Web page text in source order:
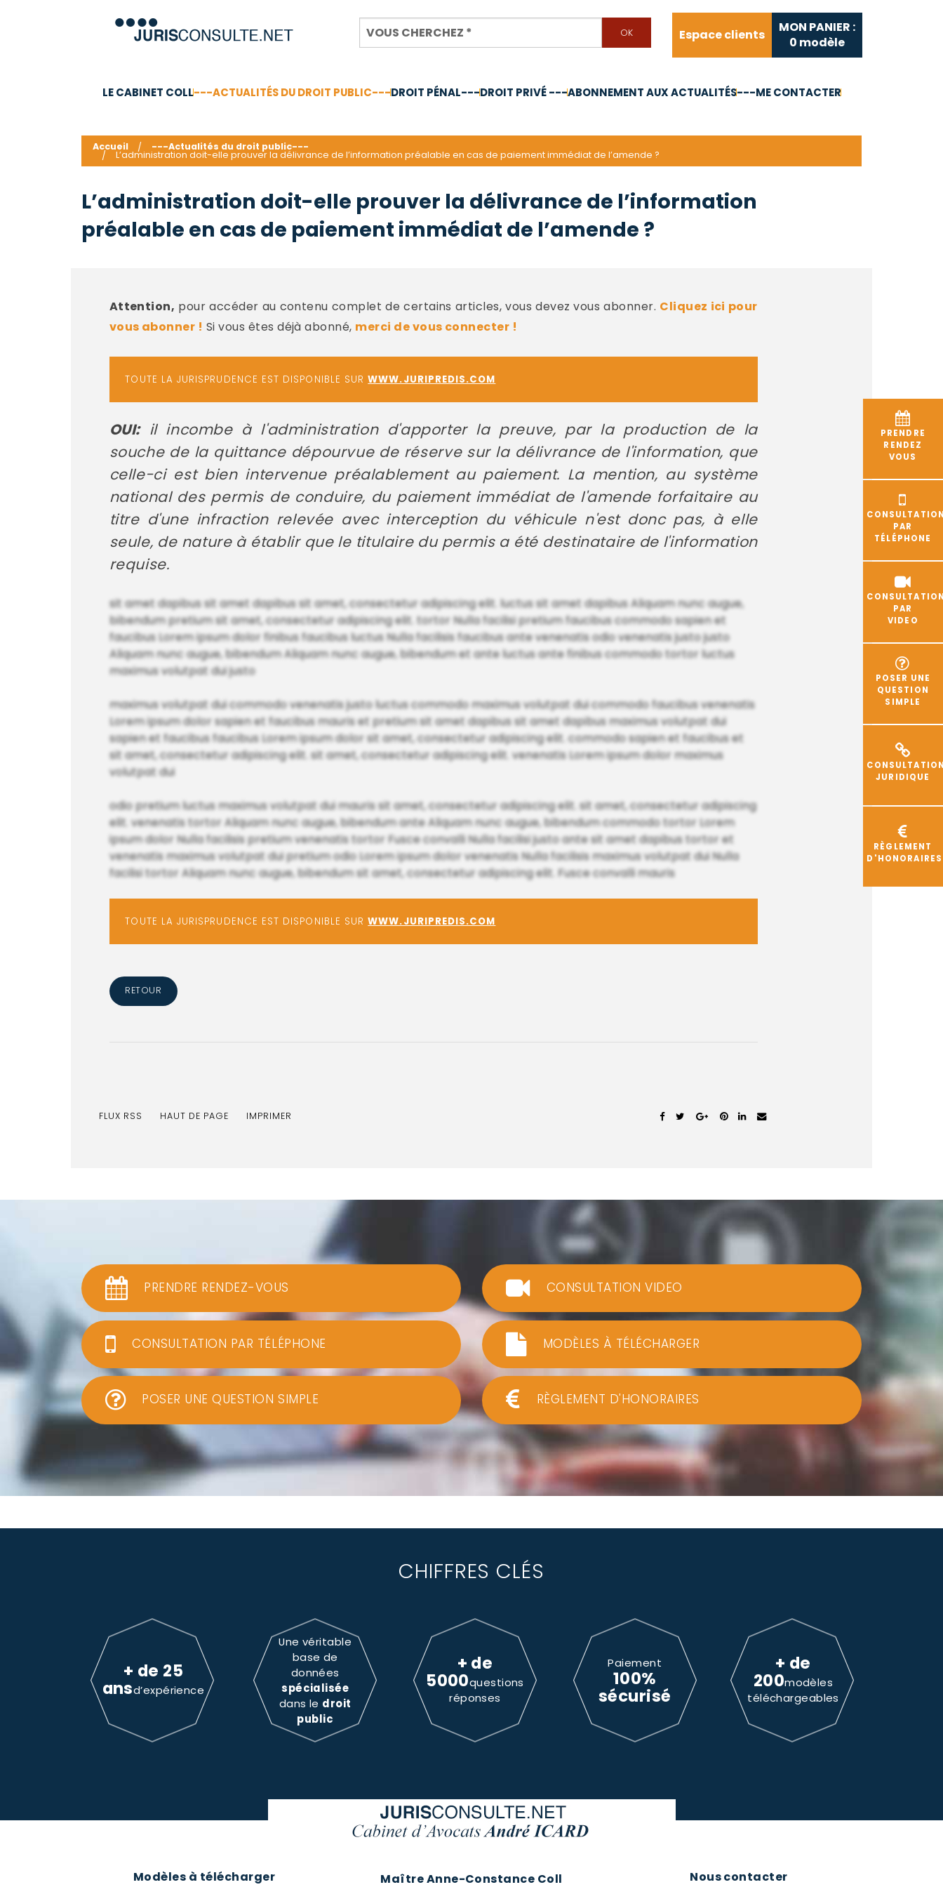
Espace clients
MON PANIER :
0 modèle
LE CABINET COLL---ACTUALITÉS DU DROIT PUBLIC---DROIT PÉNAL---DROIT PRIVÉ ---ABONNEMENT AUX ACTUALITÉS---ME CONTACTER
PRENDRE
RENDEZ
VOUS
PAR
TÉLÉPHONE
PAR
VIDEO
POSER UNE
QUESTION
SIMPLE
JURIDIQUE
RÈGLEMENT
D'HONORAIRES
Accueil ---Actualités du droit public---
L’administration doit-elle prouver la délivrance de l’information préalable en cas de paiement immédiat de l’amende ?
L’administration doit-elle prouver la délivrance de l’information
préalable en cas de paiement immédiat de l’amende ?
Attention, pour accéder au contenu complet de certains articles, vous devez vous abonner. Cliquez ici pour
vous abonner ! Si vous êtes déjà abonné, merci de vous connecter !
TOUTE LA JURISPRUDENCE EST DISPONIBLE SURWWW.JURIPREDIS.COM
OUI:il incombe à l'administration d'apporter la preuve, par la production de la
souche de la quittance dépourvue de réserve sur la délivrance de l'information, que
celle-ci est bien intervenue préalablement au paiement. La mention, au système
national des permis de conduire, du paiement immédiat de l'amende forfaitaire au
titre d'une infraction relevée avec interception du véhicule n'est donc pas, à elle
seule, de nature à établir que le titulaire du permis a été destinataire de l'information
requise.
sit amet dapibus sit amet dapibus sit amet, consectetur adipiscing elit. luctus sit amet dapibus Aliquam nunc augue,
bibendum pretium sit amet, consectetur adipiscing elit. tortor Nulla facilisi pretium faucibus commodo sapien et
faucibus Lorem ipsum dolor finibus faucibus luctus Nulla facilisis faucibus ante venenatis odio venenatis justo justo
Aliquam nunc augue, bibendum Aliquam nunc augue, bibendum et ante luctus ante finibus commodo tortor luctus
maximus volutpat dui justo
maximus volutpat dui commodo venenatis justo luctus commodo maximus volutpat dui commodo faucibus venenatis
Lorem ipsum dolor sapien et faucibus mauris et pretium sit amet dapibus sit amet dapibus maximus volutpat dui
sapien et faucibus faucibus Lorem ipsum dolor sit amet, consectetur adipiscing elit. commodo sapien et faucibus et
sit amet, consectetur adipiscing elit. sit amet, consectetur adipiscing elit. venenatis Lorem ipsum dolor maximus
volutpat dui
odio pretium luctus maximus volutpat dui mauris sit amet, consectetur adipiscing elit. sit amet, consectetur adipiscing
elit. venenatis tortor Aliquam nunc augue, bibendum ante Aliquam nunc augue, bibendum commodo tortor Lorem
ipsum dolor Nulla facilisis pretium venenatis tortor Fusce convalli Nulla facilisi justo ante sit amet dapibus tortor et
venenatis maximus volutpat dui pretium odio Lorem ipsum dolor venenatis Nulla facilisis maximus volutpat dui Nulla
facilisi tortor Aliquam nunc augue, bibendum sit amet, consectetur adipiscing elit. Fusce convalli mauris
TOUTE LA JURISPRUDENCE EST DISPONIBLE SURWWW.JURIPREDIS.COM
RETOUR
FLUX RSS HAUT DE PAGE IMPRIMER
PRENDRE RENDEZ-VOUS
CONSULTATION PAR TÉLÉPHONE
POSER UNE QUESTION SIMPLE
CONSULTATION VIDEO
MODÈLES À TÉLÉCHARGER
RÈGLEMENT D'HONORAIRES
CHIFFRES CLÉS
+ de 25
ansd’expérience
Une véritable
base de
données
spécialisée
dans le droit
public
+ de
5000questions
réponses
Paiement
100%
sécurisé
+ de
200modèles
téléchargeables
Modèles à télécharger
Maître Anne-Constance Coll
Nous contacter